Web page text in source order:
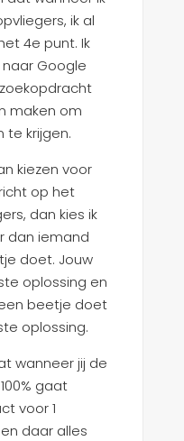
ik al
4e punt. Ik
Google
maken om
te krijgen.
kiezen voor
op het
dan kies ik
dan iemand
doet. Jouw
oplossing en
beetje doet
oplossing.
wanneer jij de
gaat
voor 1
daar alles